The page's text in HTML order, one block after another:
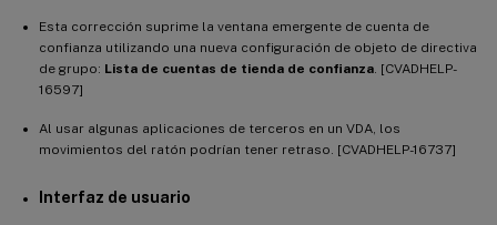
Esta corrección suprime la ventana emergente de cuenta de
confianza utilizando una nueva configuración de objeto de directiva
de grupo: Lista de cuentas de tienda de confianza . [CVADHELP-
16597]
Al usar algunas aplicaciones de terceros en un VDA, los
movimientos del ratón podrían tener retraso. [CVADHELP-16737]
Interfaz de usuario